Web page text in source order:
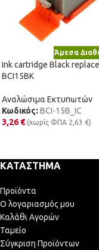
Άμεσα
Ink cartridge Black
BCI15BK
Αναλώσιμα Εκτυπωτών
Κωδικός: BCI-15B_IC
3,26 € (χωρίς ΦΠΑ 2,63 €)
ΚΑΤΆΣΤΗΜΑ
Προϊόντα
Ο λογαριασμός μου
Καλάθι Αγορών
Ταμείο
Σύγκριση Προϊόντων